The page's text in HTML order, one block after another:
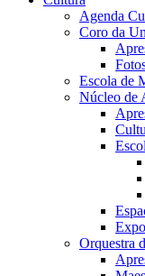
Agenda
Coro da
Escola de
Núcleo de
Orquestra